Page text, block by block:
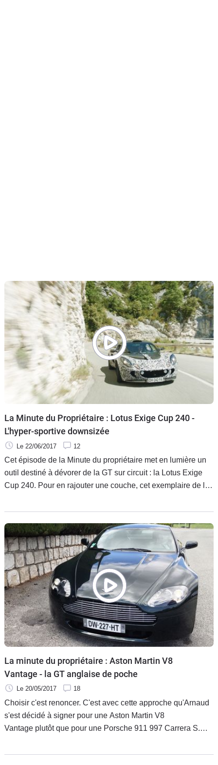
La Minute du Propriétaire : Lotus Exige Cup 240 -
L'hyper-sportive downsizée
Le 22/06/2017 12
Cet épisode de la Minute du propriétaire met en lumière un
outil destiné à dévorer de la GT sur circuit : la Lotus Exige
Cup 240. Pour en rajouter une couche, cet exemplaire de la
gagner une poignée de chevaux supplémentaires.
La minute du propriétaire : Aston Martin V8
Vantage - la GT anglaise de poche
Le 20/05/2017 18
Choisir c'est renoncer. C'est avec cette approche qu'Arnaud
s'est décidé à signer pour une Aston Martin V8
Vantage plutôt que pour une Porsche 911 997 Carrera S.
style. Cela tombe bien : une Lotus Exige remplit parfaitement